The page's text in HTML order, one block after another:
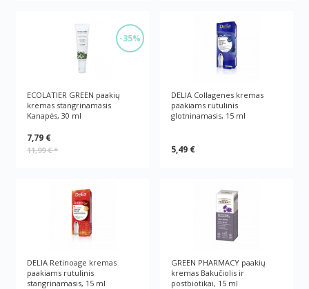
-35%
ECOLATIER GREEN paakių
kremas stangrinamasis
Kanapės, 30 ml
7,79 €
11,99 €*
DELIA Collagenes kremas
paakiams rutulinis
glotninamasis, 15 ml
5,49 €
DELIA Retinoage kremas
paakiams rutulinis
stangrinamasis, 15 ml
GREEN РHARMACY paakių
kremas Bakučiolis ir
postbiotikai, 15 ml